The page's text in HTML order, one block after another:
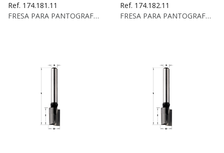
Ref. 174.181.11
FRESA PARA PANTOGRAFO Z2+1 HW D:18X30x70...
Ref. 174.182.11
FRESA PARA PANTOGRAFO Z2+1 HW D:18X40 S:8 DX